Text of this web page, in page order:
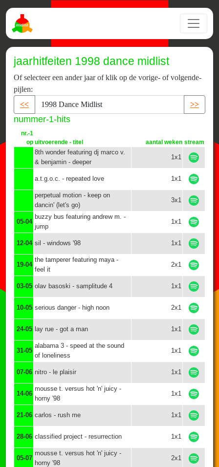
jaarhitfeiten 1998 dance midlist
Of selecteer een ander jaar of klik op de vorige- of volgende-
pijlen:
<<
>>
nummer-1-hits
nr.-1
op uitvoerende - titel aantal weken stream
8th wonder featuring dj marco v.
& benjamin - deeper
1x1
a.t.g.o.c. - repeated love 1x1
perpetual motion - keep on
dancin' (let's go)
3x1
05-04
buzzy bus featuring andrew m. -
jump
1x1
12-04 sil - windows '98 1x1
19-04
the tamperer featuring maya -
feel it
2x1
03-05 olav basoski - samplitude 4 1x1
10-05 serious danger - high noon 2x1
24-05 lay rue - got a man 1x1
31-05
alabama 3 - speed at the sound
of loneliness
1x1
07-06 nitro - le plaisir 1x1
14-06
mousse t. versus hot 'n' juicy -
horny '98
1x1
21-06 carlos - rush me 1x1
28-06 classified project - resurrection 1x1
05-07
mousse t. versus hot 'n' juicy -
horny '98
2x1